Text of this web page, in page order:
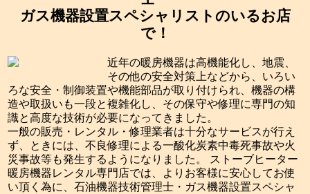
ガス機器設置スペシャリストのいるお店
で！
近年の暖房機器は高機能化し、地震、
その他の安全対策上などから、いろい
ろな安全・制御装置や機能部品が取り付けられ、機器の構
造や取扱いも一段と複雑化し、その保守や修理に専門の知
識と高度な技術が必要になってきました。
一般の販売・レンタル・修理業者は十分なサービスが行え
ず、ときには、不良修理による一酸化炭素中毒死事故や火
災事故等も発生するようになりました。 ストーブヒーター
暖房機器レンタル専門店では、よりお客様に安心してお使
い頂く為に、石油機器技術管理士・ガス機器設置スペシャ